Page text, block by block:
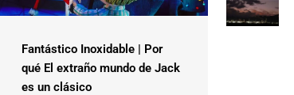
Fantástico Inoxidable | Por
qué El extraño mundo de Jack
es un clásico